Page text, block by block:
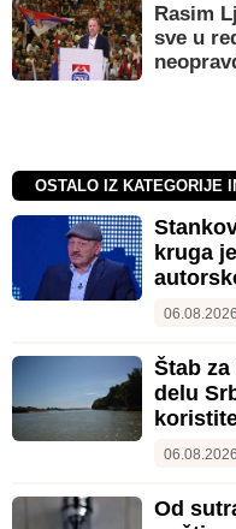
Rasim
sve u
OSTALO IZ KATEGORIJE
kruga
Štab
delu
Od